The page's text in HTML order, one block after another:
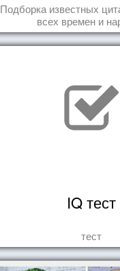
Подборка известных
всех времен и
IQ тест
тест